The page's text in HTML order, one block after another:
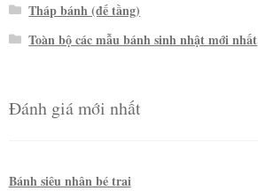
Tháp bánh (đế tầng)
Toàn bộ các mẫu bánh sinh nhật mới nhất
Đánh giá mới nhất
Bánh siêu nhân bé trai